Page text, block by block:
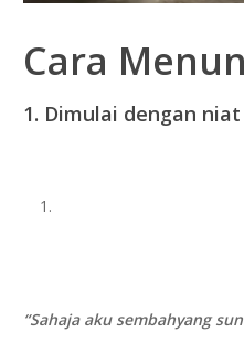
search or ESC to close
Cara
1. Dimulai dengan niat
“Sahaja aku sembahyang